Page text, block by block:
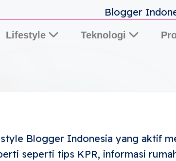
Lifestyle Teknologi
Blogger Indonesia yang aktif
seperti tips KPR, informasi